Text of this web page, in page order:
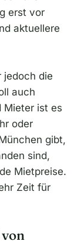
erst vor
aktuellere
jedoch die
auch
Mieter ist es
oder
gibt,
sind,
Mietpreise.
Zeit für